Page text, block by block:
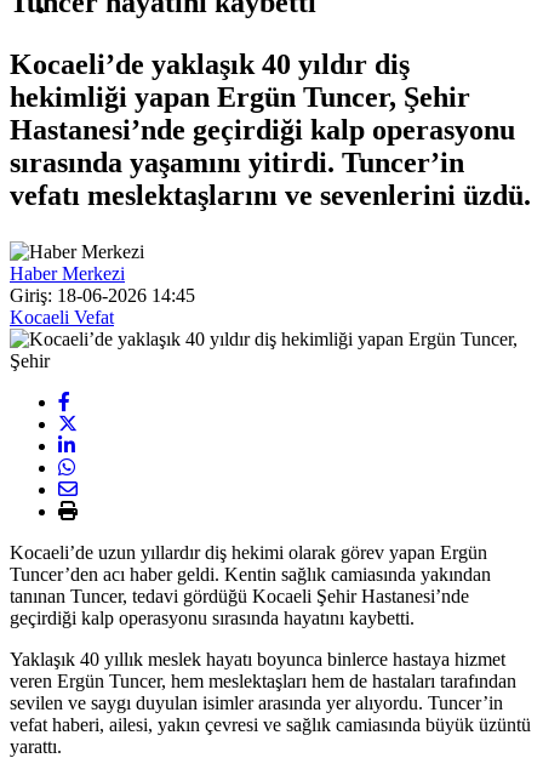
SAĞLIK
Kocaeli’de yaklaşık 40 yıldır diş
hekimliği yapan Ergün Tuncer, Şehir
Hastanesi’nde geçirdiği kalp operasyonu
sırasında yaşamını yitirdi. Tuncer’in
vefatı meslektaşlarını ve sevenlerini üzdü.
Haber Merkezi
Giriş: 18-06-2026 14:45
Kocaeli Vefat
Kocaeli’de uzun yıllardır diş hekimi olarak görev yapan Ergün
Tuncer’den acı haber geldi. Kentin sağlık camiasında yakından
tanınan Tuncer, tedavi gördüğü Kocaeli Şehir Hastanesi’nde
geçirdiği kalp operasyonu sırasında hayatını kaybetti.
Yaklaşık 40 yıllık meslek hayatı boyunca binlerce hastaya hizmet
veren Ergün Tuncer, hem meslektaşları hem de hastaları tarafından
sevilen ve saygı duyulan isimler arasında yer alıyordu. Tuncer’in
vefat haberi, ailesi, yakın çevresi ve sağlık camiasında büyük üzüntü
yarattı.